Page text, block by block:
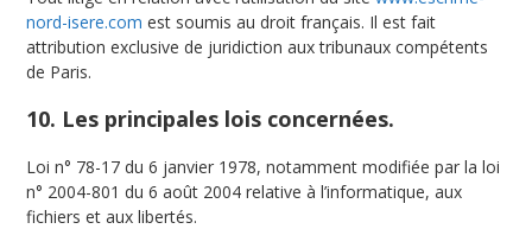
nord-isere.com est soumis au droit français. Il est fait
attribution exclusive de juridiction aux tribunaux compétents
de Paris.
10. Les principales lois concernées.
Loi n° 78-17 du 6 janvier 1978, notamment modifiée par la loi
n° 2004-801 du 6 août 2004 relative à l’informatique, aux
fichiers et aux libertés.